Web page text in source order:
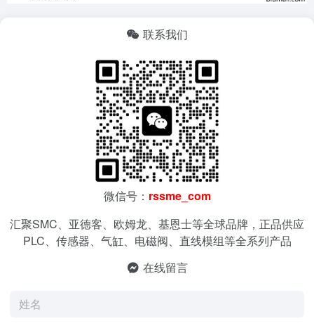
联系我们
微信号： rssme_com
汇聚SMC、亚德客、欧姆龙、基恩士等全球品牌，正品供应
PLC、传感器、气缸、电磁阀、直线模组等全系列产品
在线留言